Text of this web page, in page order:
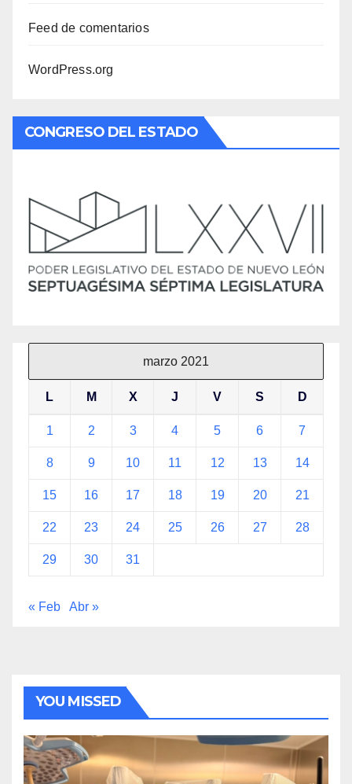
Feed de comentarios
WordPress.org
CONGRESO DEL ESTADO
marzo 2021
L M X J V S D
1 2 3 4 5 6 7
8 9 10 11 12 13 14
15 16 17 18 19 20 21
22 23 24 25 26 27 28
29 30 31
« Feb Abr »
YOU MISSED